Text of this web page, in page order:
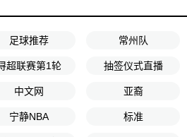
足球推荐 常州队
超联赛第1轮 抽签仪式直播
中文网 亚裔
宁静NBA 标准